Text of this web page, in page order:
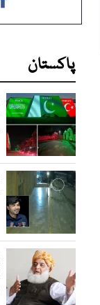
پاکستان